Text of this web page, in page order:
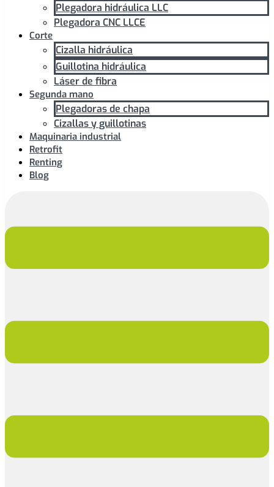
Plegadora hidráulica LLC
Plegadora CNC LLCE
Corte
Cizalla hidráulica
Guillotina hidráulica
Láser de fibra
Segunda mano
Plegadoras de chapa
Cizallas y guillotinas
Maquinaria industrial
Retrofit
Renting
Blog